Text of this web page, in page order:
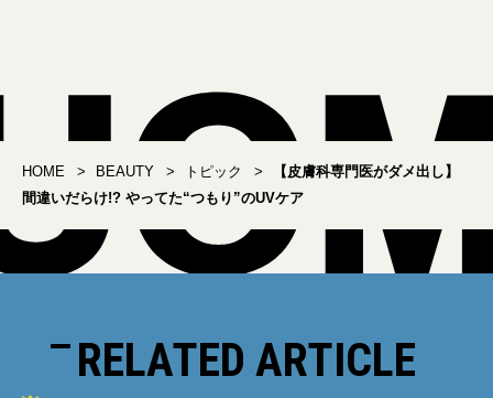
HOME BEAUTY トピック
【皮膚科専門医がダメ出し】
間違いだらけ!? やってた“つもり”のUVケア
RELATED ARTICLE